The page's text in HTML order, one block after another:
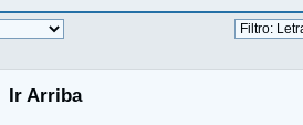
Ir Arriba